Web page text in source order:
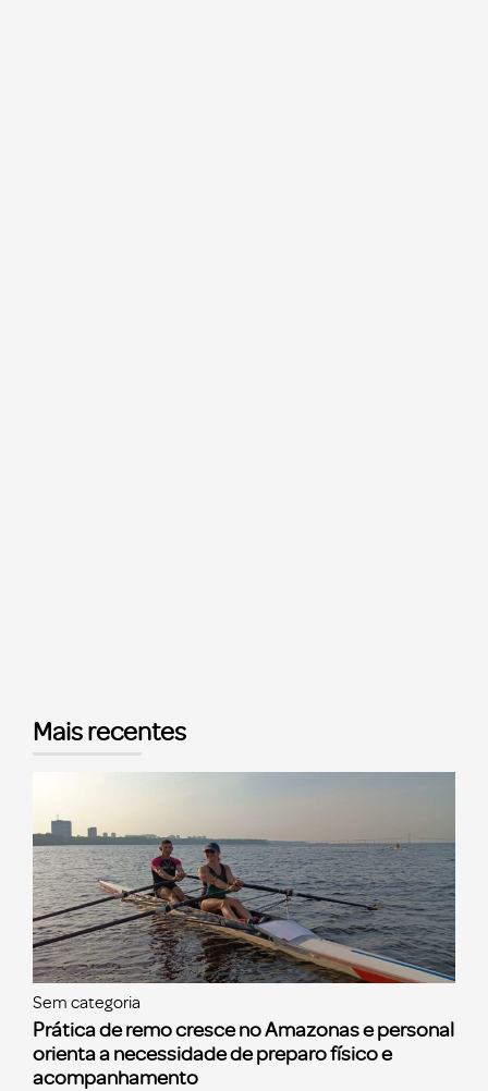
Mais recentes
Sem categoria
Prática de remo cresce no Amazonas e personal
orienta a necessidade de preparo físico e
acompanhamento